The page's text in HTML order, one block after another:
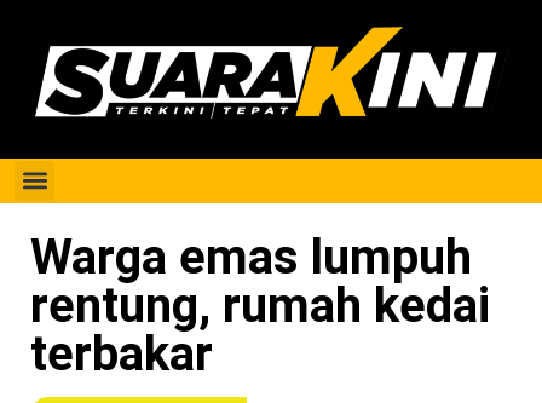
Warga emas lumpuh
rentung, rumah kedai
terbakar